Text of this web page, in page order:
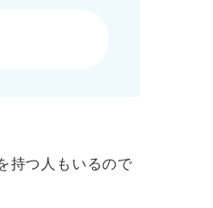
持つ人もいるので